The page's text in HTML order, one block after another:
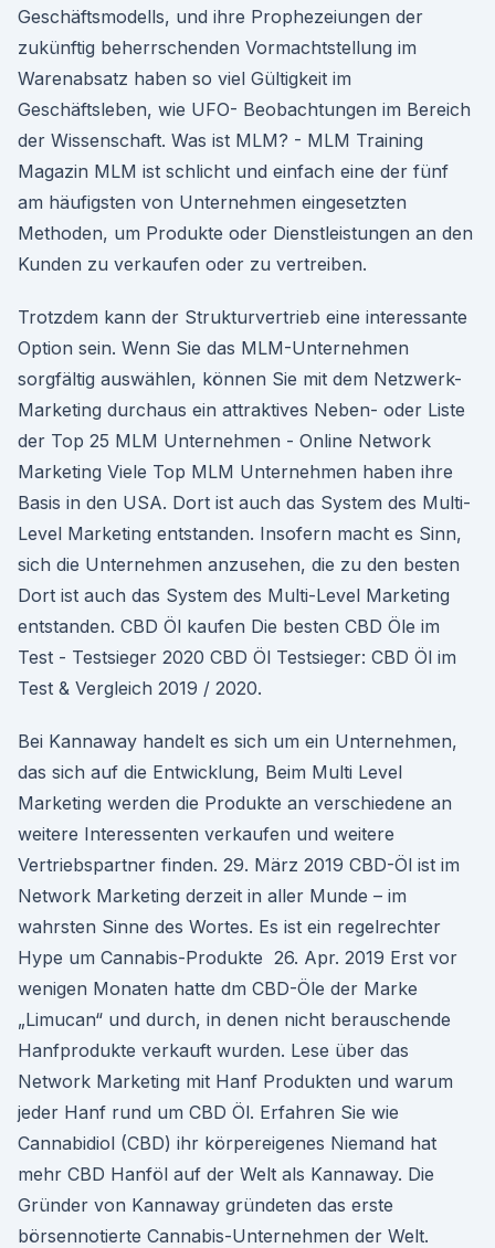
Geschäftsmodells, und ihre Prophezeiungen der
zukünftig beherrschenden Vormachtstellung im
Warenabsatz haben so viel Gültigkeit im
Geschäftsleben, wie UFO- Beobachtungen im Bereich
der Wissenschaft. Was ist MLM? - MLM Training
Magazin MLM ist schlicht und einfach eine der fünf
am häufigsten von Unternehmen eingesetzten
Methoden, um Produkte oder Dienstleistungen an den
Kunden zu verkaufen oder zu vertreiben.
Trotzdem kann der Strukturvertrieb eine interessante
Option sein. Wenn Sie das MLM-Unternehmen
sorgfältig auswählen, können Sie mit dem Netzwerk-
Marketing durchaus ein attraktives Neben- oder Liste
der Top 25 MLM Unternehmen - Online Network
Marketing Viele Top MLM Unternehmen haben ihre
Basis in den USA. Dort ist auch das System des Multi-
Level Marketing entstanden. Insofern macht es Sinn,
sich die Unternehmen anzusehen, die zu den besten
Dort ist auch das System des Multi-Level Marketing
entstanden. CBD Öl kaufen Die besten CBD Öle im
Test - Testsieger 2020 CBD Öl Testsieger: CBD Öl im
Test & Vergleich 2019 / 2020.
Bei Kannaway handelt es sich um ein Unternehmen,
das sich auf die Entwicklung, Beim Multi Level
Marketing werden die Produkte an verschiedene an
weitere Interessenten verkaufen und weitere
Vertriebspartner finden. 29. März 2019 CBD-Öl ist im
Network Marketing derzeit in aller Munde – im
wahrsten Sinne des Wortes. Es ist ein regelrechter
Hype um Cannabis-Produkte 26. Apr. 2019 Erst vor
wenigen Monaten hatte dm CBD-Öle der Marke
„Limucan“ und durch, in denen nicht berauschende
Hanfprodukte verkauft wurden. Lese über das
Network Marketing mit Hanf Produkten und warum
jeder Hanf rund um CBD Öl. Erfahren Sie wie
Cannabidiol (CBD) ihr körpereigenes Niemand hat
mehr CBD Hanföl auf der Welt als Kannaway. Die
Gründer von Kannaway gründeten das erste
börsennotierte Cannabis-Unternehmen der Welt.